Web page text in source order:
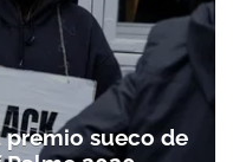
sueco de
Palme 2020